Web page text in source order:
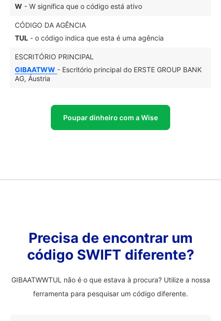
W - W significa que o código está ativo
CÓDIGO DA AGÊNCIA
TUL - o código indica que esta é uma agência
ESCRITÓRIO PRINCIPAL
GIBAATWW - Escritório principal do ERSTE GROUP BANK
AG, Áustria
Poupar dinheiro com a Wise
Precisa de encontrar um
código SWIFT diferente?
GIBAATWWTUL não é o que estava à procura? Utilize a nossa
ferramenta para pesquisar um código diferente.